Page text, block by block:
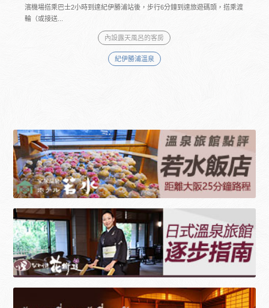
濱機場搭乘巴士2小時到達紀伊勝浦站後，步行6分鐘到達旅遊碼頭，搭乘渡
輪（或接送...
內設露天風呂的客房
紀伊勝浦溫泉